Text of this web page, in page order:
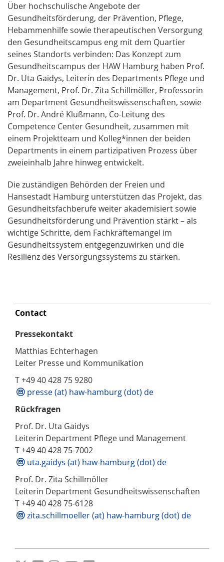
Über hochschulische Angebote der
Gesundheitsförderung, der Prävention, Pflege,
Hebammenhilfe sowie therapeutischen Versorgung
den Gesundheitscampus eng mit dem Quartier
seines Standorts verbinden: Das Konzept zum
Gesundheitscampus der HAW Hamburg haben Prof.
Dr. Uta Gaidys, Leiterin des Departments Pflege und
Management, Prof. Dr. Zita Schillmöller, Professorin
am Department Gesundheitswissenschaften, sowie
Prof. Dr. André Klußmann, Co-Leitung des
Competence Center Gesundheit, zusammen mit
einem Projektteam und Kolleg*innen der beiden
Departments in einem partizipativen Prozess über
zweieinhalb Jahre hinweg entwickelt.
Die zuständigen Behörden der Freien und
Hansestadt Hamburg unterstützen das Projekt, das
Gesundheitsfachberufe weiter akademisiert sowie
Gesundheitsförderung und Prävention stärkt – als
wichtige Schritte, dem Fachkräftemangel im
Gesundheitssystem entgegenzuwirken und die
Resilienz des Versorgungssystems zu stärken.
Contact
Pressekontakt
Matthias Echterhagen
Leiter Presse und Kommunikation
T +49 40 428 75 9280
presse (at) haw-hamburg (dot) de
Rückfragen
Prof. Dr. Uta Gaidys
Leiterin Department Pflege und Management
T +49 40 428 75-7002
uta.gaidys (at) haw-hamburg (dot) de
Prof. Dr. Zita Schillmöller
Leiterin Department Gesundheitswissenschaften
T +49 40 428 75-6128
zita.schillmoeller (at) haw-hamburg (dot) de